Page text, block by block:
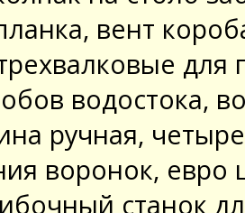
вент
для
водостока,
ручная,
воронок, евро
станок